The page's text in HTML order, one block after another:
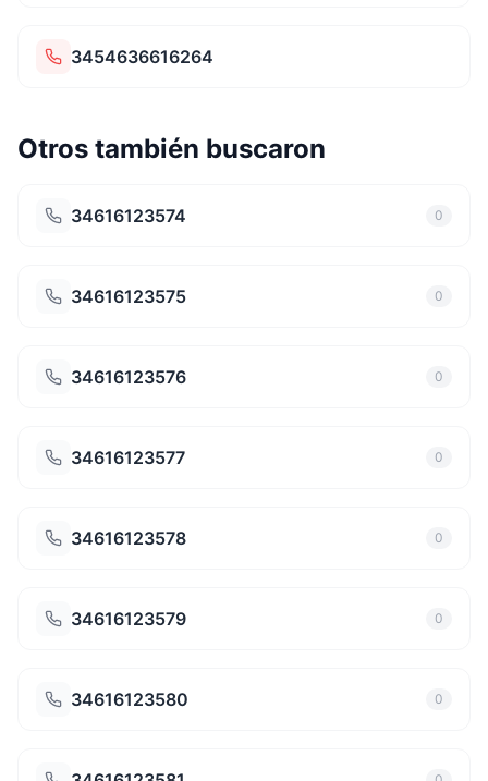
3454636616264
Otros también buscaron
34616123574 0
34616123575 0
34616123576 0
34616123577 0
34616123578 0
34616123579 0
34616123580 0